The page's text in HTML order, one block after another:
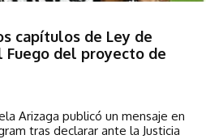
capítulos de Ley de
Fuego del proyecto de
Arizaga publicó un mensaje en
tras declarar ante la Justicia